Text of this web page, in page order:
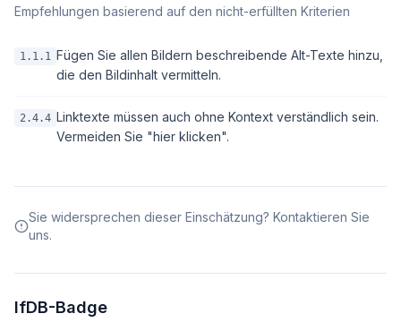
Empfehlungen basierend auf den nicht-erfüllten Kriterien
1.1.1 Fügen Sie allen Bildern beschreibende Alt-Texte hinzu,
die den Bildinhalt vermitteln.
2.4.4 Linktexte müssen auch ohne Kontext verständlich sein.
Vermeiden Sie "hier klicken".
Sie widersprechen dieser Einschätzung? Kontaktieren Sie
uns.
IfDB-Badge